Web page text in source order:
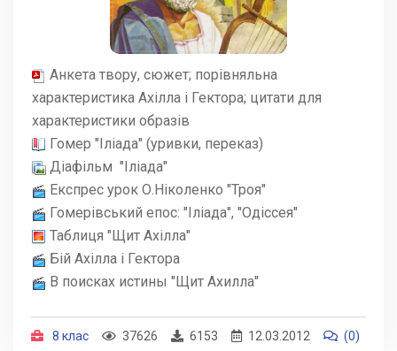
Анкета твору, сюжет; порівняльна
характеристика Ахілла і Гектора; цитати для
характеристики образів
Гомер "Іліада" (уривки, переказ)
Діафільм "Іліада"
Експрес урок О.Ніколенко "Троя"
Гомерівський епос: "Іліада", "Одіссея"
Таблиця "Щит Ахілла"
Бій Ахілла і Гектора
В поисках истины "Щит Ахилла"
8 клас 37626 6153 12.03.2012 (0)